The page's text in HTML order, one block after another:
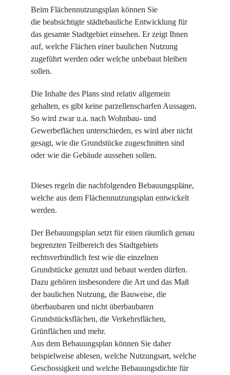
Beim Flächennutzungsplan können Sie
die beabsichtigte städtebauliche Entwicklung für
das gesamte Stadtgebiet einsehen. Er zeigt Ihnen
auf, welche Flächen einer baulichen Nutzung
zugeführt werden oder welche unbebaut bleiben
sollen.
Die Inhalte des Plans sind relativ allgemein
gehalten, es gibt keine parzellenscharfen Aussagen.
So wird zwar u.a. nach Wohnbau- und
Gewerbeflächen unterschieden, es wird aber nicht
gesagt, wie die Grundstücke zugeschnitten sind
oder wie die Gebäude aussehen sollen.
Dieses regeln die nachfolgenden Bebauungspläne,
welche aus dem Flächennutzungsplan entwickelt
werden.
DerBebauungsplan setzt für einen räumlich genau
begrenzten Teilbereich des Stadtgebiets
rechtsverbindlich fest wie die einzelnen
Grundstücke genutzt und bebaut werden dürfen.
Dazu gehören insbesondere die Art und das Maß
der baulichen Nutzung, die Bauweise, die
überbaubaren und nicht überbaubaren
Grundstücksflächen, die Verkehrsflächen,
Grünflächen und mehr.
Aus dem Bebauungsplan können Sie daher
beispielweise ablesen, welche Nutzungsart, welche
Geschossigkeit und welche Bebauungsdichte für